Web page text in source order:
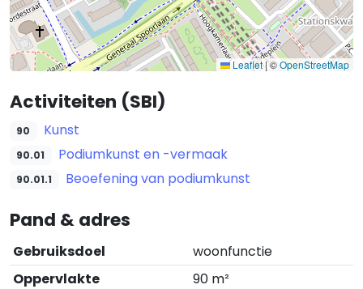
Leaflet |©OpenStreetMap
Activiteiten (SBI)
90 Kunst
90.01 Podiumkunst en -vermaak
90.01.1 Beoefening van podiumkunst
Pand & adres
Gebruiksdoel
woonfunctie
Oppervlakte
90 m²